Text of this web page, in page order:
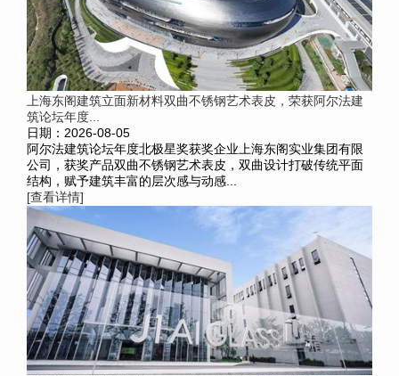
上海东阁建筑立面新材料双曲不锈钢艺术表皮，荣获阿尔法建
筑论坛年度...
日期：2026-08-05
阿尔法建筑论坛年度北极星奖获奖企业上海东阁实业集团有限
公司，获奖产品双曲不锈钢艺术表皮，双曲设计打破传统平面
结构，赋予建筑丰富的层次感与动感...
[查看详情]